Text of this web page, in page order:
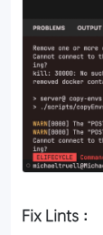
Fix Lints：